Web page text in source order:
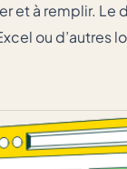
et à remplir.
ou d’autres